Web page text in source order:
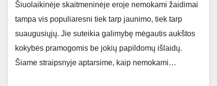
Šiuolaikinėje skaitmeninėje eroje nemokami žaidimai
tampa vis populiaresni tiek tarp jaunimo, tiek tarp
suaugusiųjų. Jie suteikia galimybę mėgautis aukštos
kokybės pramogomis be jokių papildomų išlaidų.
Šiame straipsnyje aptarsime, kaip nemokami…